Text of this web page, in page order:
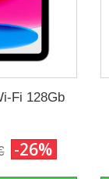
Fi 128Gb
-26%